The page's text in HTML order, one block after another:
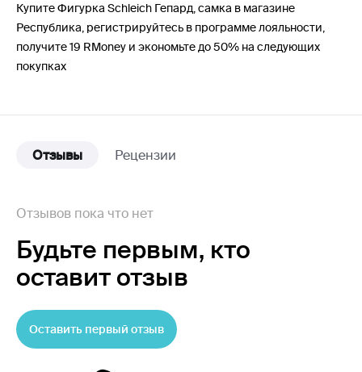
Купите Фигурка Schleich Гепард, самка в магазине
Республика, регистрируйтесь в программе лояльности,
получите 19 RMoney и экономьте до 50% на следующих
покупках
Отзывы Рецензии
Отзывов пока что нет
Будьте первым, кто
оставит отзыв
Оставить первый отзыв